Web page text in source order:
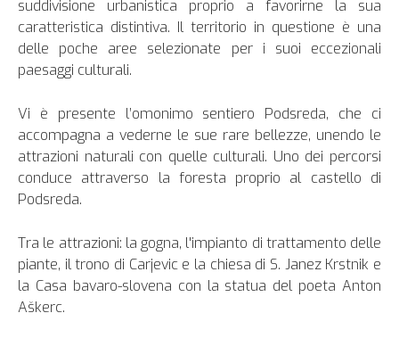
suddivisione urbanistica proprio a favorirne la sua
caratteristica distintiva. Il territorio in questione è una
delle poche aree selezionate per i suoi eccezionali
paesaggi culturali.
Vi è presente l’omonimo sentiero Podsreda, che ci
accompagna a vederne le sue rare bellezze, unendo le
attrazioni naturali con quelle culturali. Uno dei percorsi
conduce attraverso la foresta proprio al castello di
Podsreda.
Tra le attrazioni: la gogna, l'impianto di trattamento delle
piante, il trono di Carjevic e la chiesa di S. Janez Krstnik e
la Casa bavaro-slovena con la statua del poeta Anton
Aškerc.